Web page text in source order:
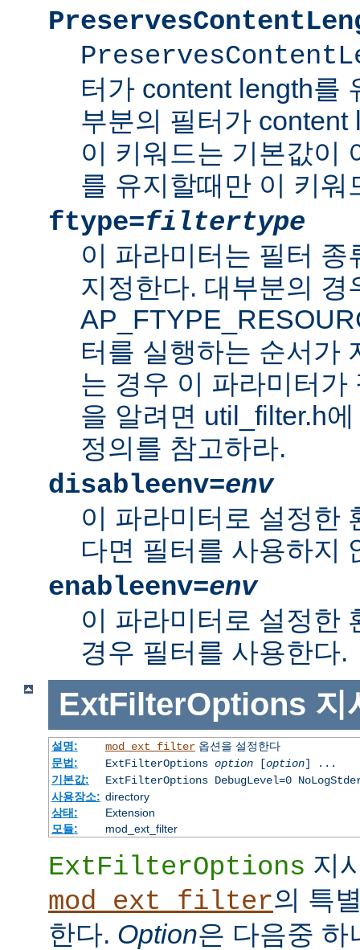
터가 content length를
부분의 필터가
이 키워드는 기본값이
를 유지할때만 이 키워
ftype=filtertype
이 파라미터는 필터
지정한다. 대부분의 경
터를 실행하는 순서가
는 경우 이 파라미터가
을 알려면 util_filter.h
정의를 참고하라.
disableenv=env
이 파라미터로 설정한
다면 필터를 사용하지
enableenv=env
이 파라미터로 설정한
경우 필터를 사용한다.
ExtFilterOptions 지
설명: mod_ext_filter옵션을 설정한다
문법:
ExtFilterOptions option[option] ...
기본값:
ExtFilterOptions DebugLevel=0
사용장소: directory
상태:
Extension
모듈:
mod_ext_filter
ExtFilterOptions 지
mod_ext_filter의 특
한다. Option은 다음중 하